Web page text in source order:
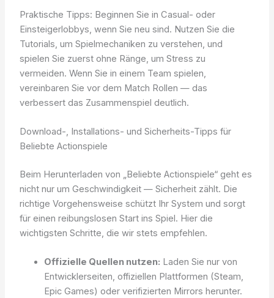
Praktische Tipps: Beginnen Sie in Casual- oder
Einsteigerlobbys, wenn Sie neu sind. Nutzen Sie die
Tutorials, um Spielmechaniken zu verstehen, und
spielen Sie zuerst ohne Ränge, um Stress zu
vermeiden. Wenn Sie in einem Team spielen,
vereinbaren Sie vor dem Match Rollen — das
verbessert das Zusammenspiel deutlich.
Download-, Installations- und Sicherheits-Tipps für
Beliebte Actionspiele
Beim Herunterladen von „Beliebte Actionspiele“ geht es
nicht nur um Geschwindigkeit — Sicherheit zählt. Die
richtige Vorgehensweise schützt Ihr System und sorgt
für einen reibungslosen Start ins Spiel. Hier die
wichtigsten Schritte, die wir stets empfehlen.
Offizielle Quellen nutzen: Laden Sie nur von
Entwicklerseiten, offiziellen Plattformen (Steam,
Epic Games) oder verifizierten Mirrors herunter.